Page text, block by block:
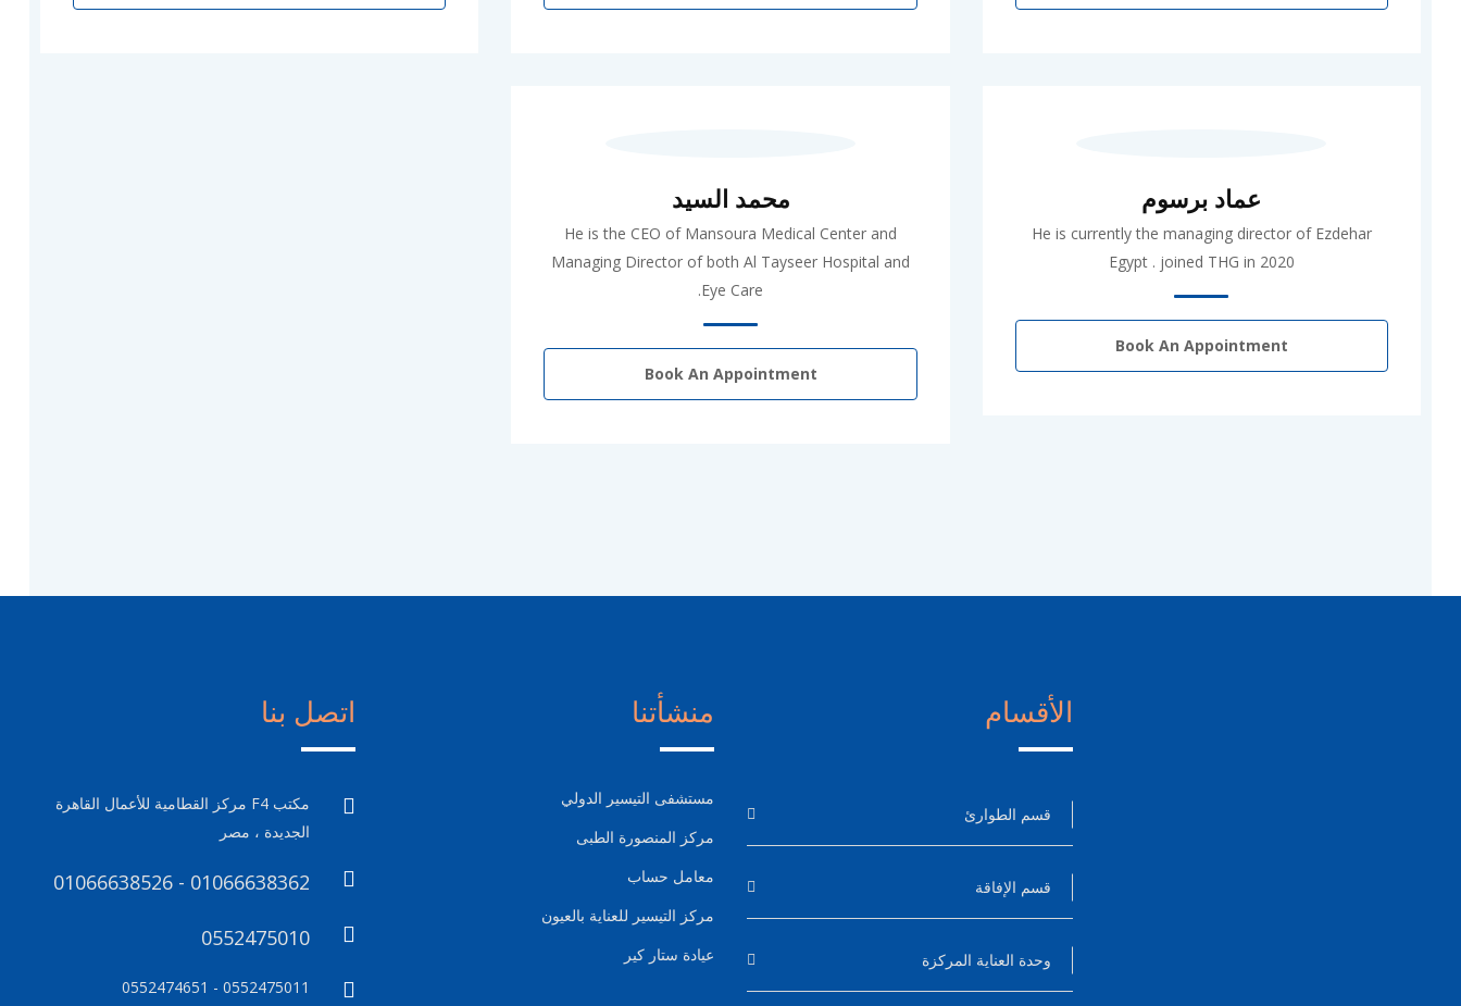
عماد برسوم
He is currently the managing director of Ezdehar
Egypt . joined THG in 2020
Book An Appointment
محمد السيد
He is the CEO of Mansoura Medical Center and
Managing Director of both Al Tayseer Hospital and
Eye Care.
Book An Appointment
الأقسام
قسم الطوارئ
قسم الإفاقة
وحدة العناية المركزة
منشأتنا
مستشفى التيسير الدولي
مركز المنصورة الطبى
معامل حساب
مركز التيسير للعناية بالعيون
عيادة ستار كير
اتصل بنا
مكتب F4 مركز القطامية للأعمال القاهرة
الجديدة ، مصر
01066638526 - 01066638362
0552475010
0552475011 - 0552474651